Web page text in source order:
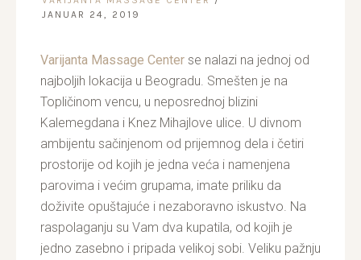
JANUAR 24, 2019
Varijanta Massage Centerse nalazi na jednoj od
najboljih lokacija u Beogradu. Smešten je na
Topličinom vencu, u neposrednoj blizini
Kalemegdana i Knez Mihajlove ulice. U divnom
ambijentu sačinjenom od prijemnog dela i četiri
prostorije od kojih je jedna veća i namenjena
parovima i većim grupama, imate priliku da
doživite opuštajuće i nezaboravno iskustvo. Na
raspolaganju su Vam dva kupatila, od kojih je
jedno zasebno i pripada velikoj sobi. Veliku pažnju